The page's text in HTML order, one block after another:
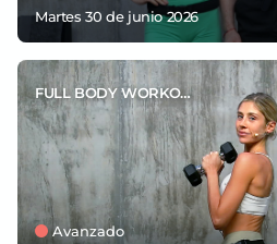
martes 30 de junio 2026
FULL BODY WORKOUT
Avanzado